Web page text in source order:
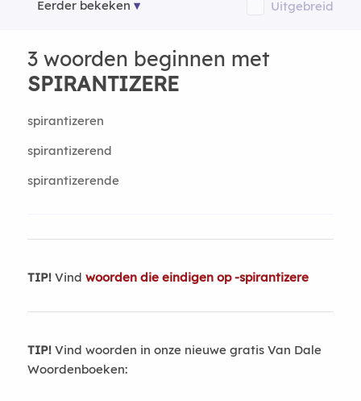
Eerder bekeken Uitgebreid
3 woorden beginnen met
SPIRANTIZERE
spirantizeren
spirantizerend
spirantizerende
TIP!Vind woorden die eindigen op -spirantizere
TIP!Vind woorden in onze nieuwe gratis Van Dale
Woordenboeken: